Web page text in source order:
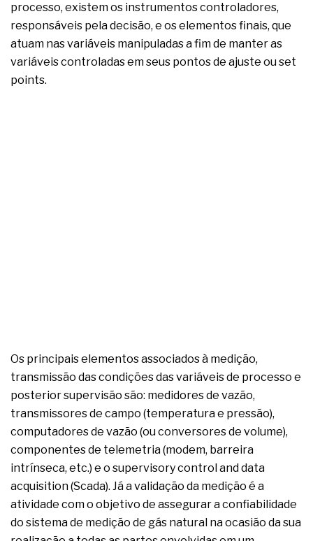
processo, existem os instrumentos controladores,
responsáveis pela decisão, e os elementos finais, que
atuam nas variáveis manipuladas a fim de manter as
variáveis controladas em seus pontos de ajuste ou set
points.
Os principais elementos associados à medição,
transmissão das condições das variáveis de processo e
posterior supervisão são: medidores de vazão,
transmissores de campo (temperatura e pressão),
computadores de vazão (ou conversores de volume),
componentes de telemetria (modem, barreira
intrínseca, etc.) e o supervisory control and data
acquisition (Scada). Já a validação da medição é a
atividade com o objetivo de assegurar a confiabilidade
do sistema de medição de gás natural na ocasião da sua